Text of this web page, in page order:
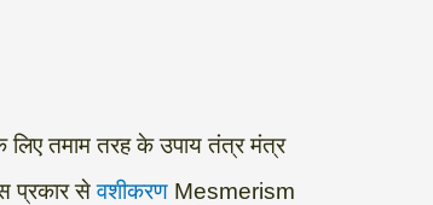
लिए तमाम तरह के उपाय तंत्र मंत्र
प्रकार सेवशीकरण Mesmerism